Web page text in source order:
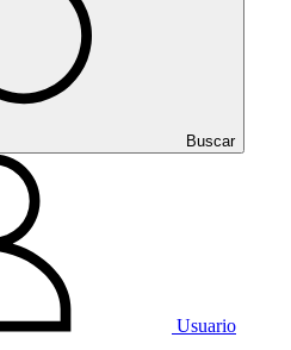
Buscar
Usuario